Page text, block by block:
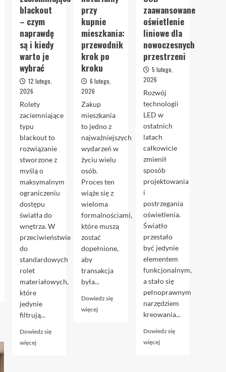
blackout
– czym
naprawdę
są i kiedy
warto je
wybrać
12 lutego,
2026
Rolety
zaciemniające
typu
blackout to
rozwiązanie
stworzone z
myślą o
maksymalnym
ograniczeniu
dostępu
światła do
wnętrza. W
przeciwieństwie
do
standardowych
rolet
materiałowych,
które
jedynie
filtrują...
Dowiedz się
więcejDowiedz
przy
kupnie
mieszkania:
przewodnik
krok po
kroku
6 lutego,
2026
Zakup
mieszkania
to jedno z
najważniejszych
wydarzeń w
życiu wielu
osób.
Proces ten
wiąże się z
wieloma
formalnościami,
które muszą
zostać
dopełnione,
aby
transakcja
była...
Dowiedz się
więcejDowiedz
zaawansowane
oświetlenie
liniowe dla
nowoczesnych
przestrzeni
5 lutego,
2026
Rozwój
technologii
LED w
ostatnich
latach
całkowicie
zmienił
sposób
projektowania
i
postrzegania
oświetlenia.
Światło
przestało
być jedynie
elementem
funkcjonalnym,
a stało się
pełnoprawnym
narzędziem
kreowania...
Dowiedz się
więcejDowiedz